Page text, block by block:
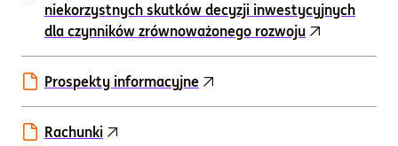
niekorzystnych skutków decyzji inwestycyjnych
dla czynników zrównoważonego rozwoju
Prospekty informacyjne
Rachunki